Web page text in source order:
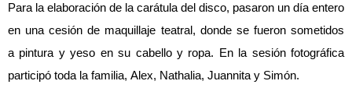
Para la elaboración de la carátula del disco, pasaron un día entero
en una cesión de maquillaje teatral, donde se fueron sometidos
a pintura y yeso en su cabello y ropa. En la sesión fotográfica
participó toda la familia, Alex, Nathalia, Juannita y Simón.